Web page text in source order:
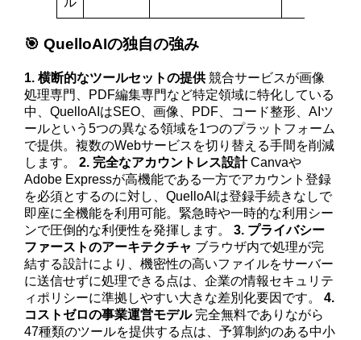
🎯 QuelloAIの独自の強み
1. 横断的なツールセットの提供競合サービスが画像
処理専門、PDF編集専門など特定領域に特化している
中、QuelloAIはSEO、画像、PDF、コード整形、AIツ
ールという5つの異なる領域を1つのプラットフォーム
で提供。複数のWebサービスを切り替える手間を削減
します。2. 完全なアカウントレス設計Canvaや
Adobe Expressが高機能である一方でアカウント登録
を必須とするのに対し、QuelloAIは登録手続きなしで
即座に全機能を利用可能。緊急時や一時的な利用シー
ンで圧倒的な利便性を発揮します。3. プライバシー
ファーストのアーキテクチャ ブラウザ内で処理が完
結する設計により、機密性の高いファイルをサーバー
に送信せずに処理できる点は、企業の情報セキュリテ
ィポリシーに準拠しやすい大きな差別化要因です。4.
コストゼロの事業運営モデル完全無料でありながら
47種類のツールを提供する点は、予算制約のある中小